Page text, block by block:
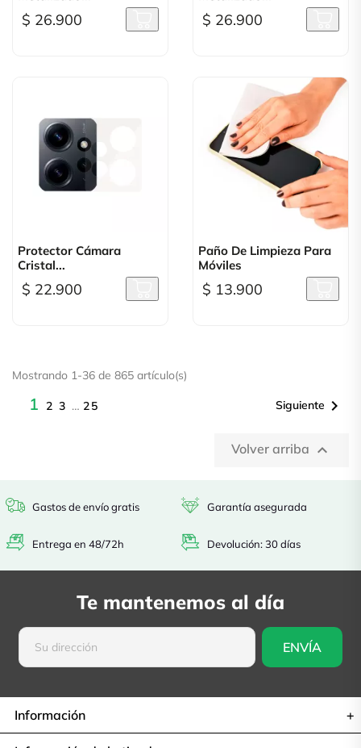
$ 26.900 $ 26.900
Protector Cámara
Cristal...
$ 22.900
Paño De Limpieza Para
Móviles
$ 13.900
Mostrando 1-36 de 865 artículo(s)
1 2 3 … 25 Siguiente 
Volver arriba 
Gastos de envío gratis
Entrega en 48/72h
Garantía asegurada
Devolución: 30 días
Te mantenemos al día
Información